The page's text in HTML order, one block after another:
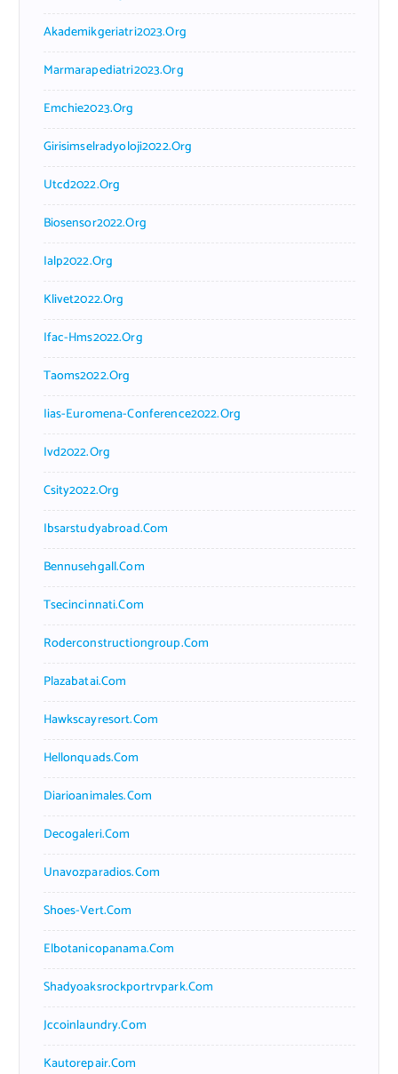
Akademikgeriatri2023.org
Marmarapediatri2023.org
Emchie2023.org
Girisimselradyoloji2022.org
Utcd2022.org
Biosensor2022.org
Ialp2022.org
Klivet2022.org
Ifac-Hms2022.org
Taoms2022.org
Iias-Euromena-Conference2022.org
Ivd2022.org
Csity2022.org
Ibsarstudyabroad.com
Bennusehgall.com
Tsecincinnati.com
Roderconstructiongroup.com
Plazabatai.com
Hawkscayresort.com
Hellonquads.com
Diarioanimales.com
Decogaleri.com
Unavozparadios.com
Shoes-Vert.com
Elbotanicopanama.com
Shadyoaksrockportrvpark.com
Jccoinlaundry.com
Kautorepair.com